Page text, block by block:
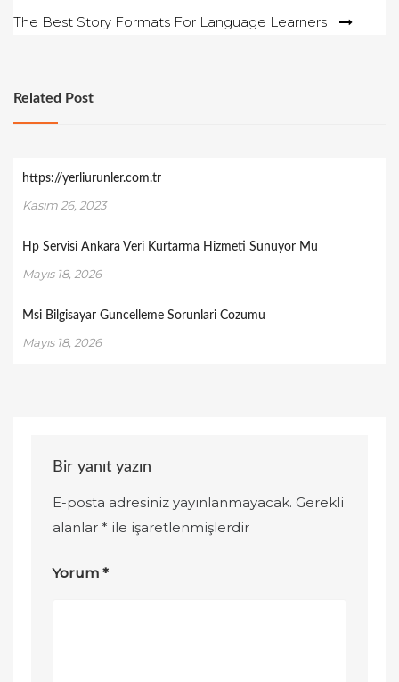
The Best Story Formats For Language Learners
Related Post
https://yerliurunler.com.tr
Kasım 26, 2023
Hp Servisi Ankara Veri Kurtarma Hizmeti Sunuyor Mu
Mayıs 18, 2026
Msi Bilgisayar Guncelleme Sorunlari Cozumu
Mayıs 18, 2026
Bir yanıt yazın
E-posta adresiniz yayınlanmayacak. Gerekli
alanlar* ile işaretlenmişlerdir
Yorum*